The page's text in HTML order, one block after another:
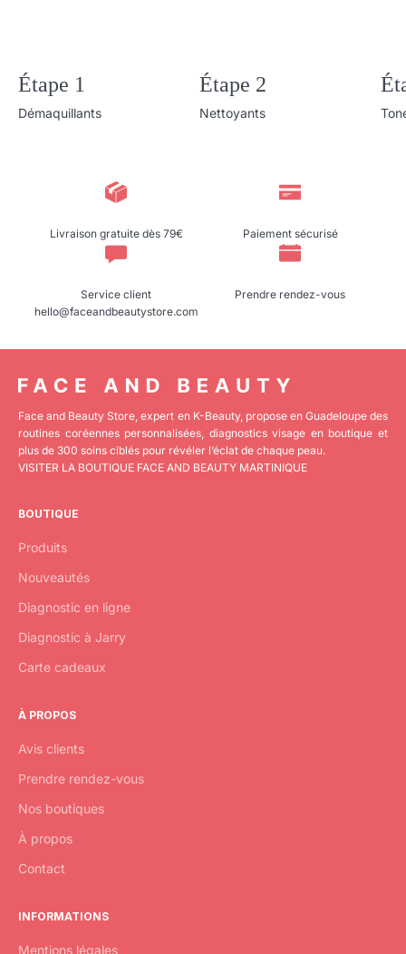
Étape 1
Démaquillants
Étape 2
Nettoyants
Livraison gratuite dès 79€ Paiement sécurisé
Service client
hello@faceandbeautystore.com
Prendre rendez-vous
Face and Beauty Store, expert en K-Beauty, propose en Guadeloupe des
routines coréennes personnalisées, diagnostics visage en boutique et
plus de 300 soins ciblés pour révéler l’éclat de chaque peau.
VISITER LA BOUTIQUE FACE AND BEAUTY MARTINIQUE
BOUTIQUE
Produits
Nouveautés
Diagnostic en ligne
Diagnostic à Jarry
Carte cadeaux
À PROPOS
Avis clients
Prendre rendez-vous
Nos boutiques
À propos
Contact
INFORMATIONS
Mentions légales